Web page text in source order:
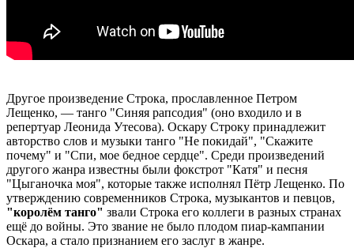
Другое произведение Строка, прославленное Петром
Лещенко, — танго "Синяя рапсодия" (оно входило и в
репертуар Леонида Утесова). Оскару Строку принадлежит
авторство слов и музыки танго "Не покидай", "Скажите
почему" и "Спи, мое бедное сердце". Среди произведений
другого жанра известны были фокстрот "Катя" и песня
"Цыганочка моя", которые также исполнял Пётр Лещенко. По
утверждению современников Строка, музыкантов и певцов,
"королём танго" звали Строка его коллеги в разных странах
ещё до войны. Это звание не было плодом пиар-кампании
Оскара, а стало признанием его заслуг в жанре.